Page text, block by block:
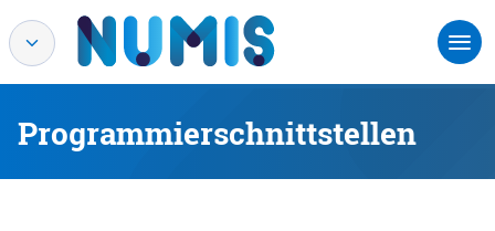
Programmierschnittstellen